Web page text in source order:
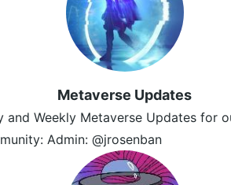
Metaverse Updates
and Weekly Metaverse Updates for
Admin: @jrosenban